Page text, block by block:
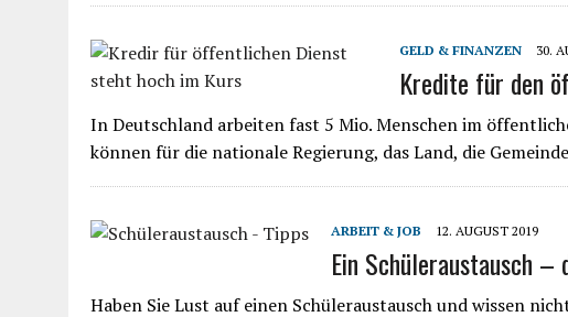
GELD & FINANZEN 30.
Kredite für den
In Deutschland arbeiten fast 5 Mio. Menschen im
können für die nationale Regierung, das Land, die
ARBEIT & JOB 12. AUGUST 2019
Ein Schüleraustausch –
Haben Sie Lust auf einen Schüleraustausch und wissen